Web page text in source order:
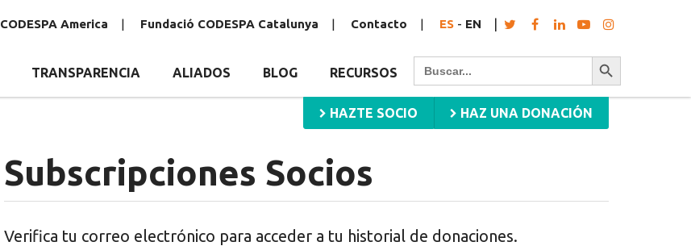
CODESPA America Fundació CODESPA Catalunya Contacto ES - EN
TRANSPARENCIA ALIADOS BLOG RECURSOS
Buscar: Botón de búsqueda
HAZTE SOCIO HAZ UNA DONACIÓN
Subscripciones Socios
Verifica tu correo electrónico para acceder a tu historial de donaciones.